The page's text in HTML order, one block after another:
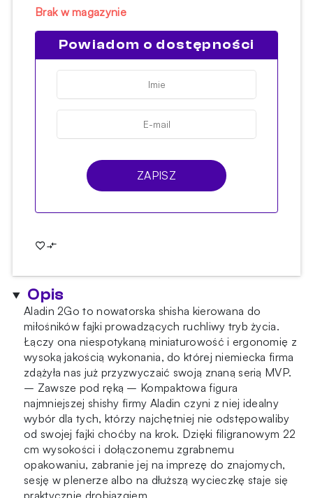
Brak w magazynie
Powiadom o dostępności
ZAPISZ
Opis
Aladin 2Go to nowatorska shisha kierowana do
miłośników fajki prowadzących ruchliwy tryb życia.
Łączy ona niespotykaną miniaturowość i ergonomię z
wysoką jakością wykonania, do której niemiecka firma
zdążyła nas już przyzwyczaić swoją znaną serią MVP.
– Zawsze pod ręką – Kompaktowa figura
najmniejszej shishy firmy Aladin czyni z niej idealny
wybór dla tych, którzy najchętniej nie odstępowaliby
od swojej fajki choćby na krok. Dzięki filigranowym 22
cm wysokości i dołączonemu zgrabnemu
opakowaniu, zabranie jej na imprezę do znajomych,
sesję w plenerze albo na dłuższą wycieczkę staje się
praktycznie drobiazgiem.